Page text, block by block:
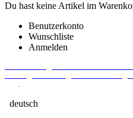
Du hast keine Artikel im
Benutzerkonto
Wunschliste
Anmelden
.
deutsch